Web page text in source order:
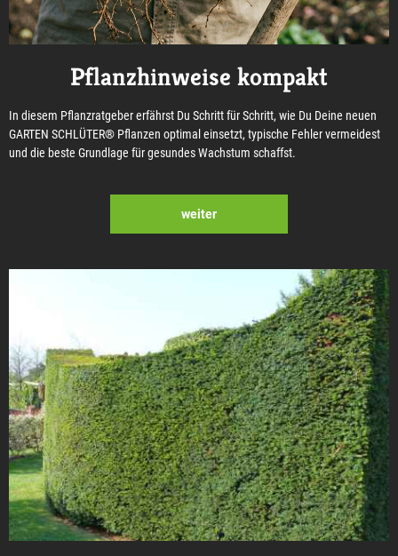
Pflanzhinweise kompakt
In diesem Pflanzratgeber erfährst Du Schritt für Schritt, wie Du Deine neuen
GARTEN SCHLÜTER® Pflanzen optimal einsetzt, typische Fehler vermeidest
und die beste Grundlage für gesundes Wachstum schaffst.
weiter